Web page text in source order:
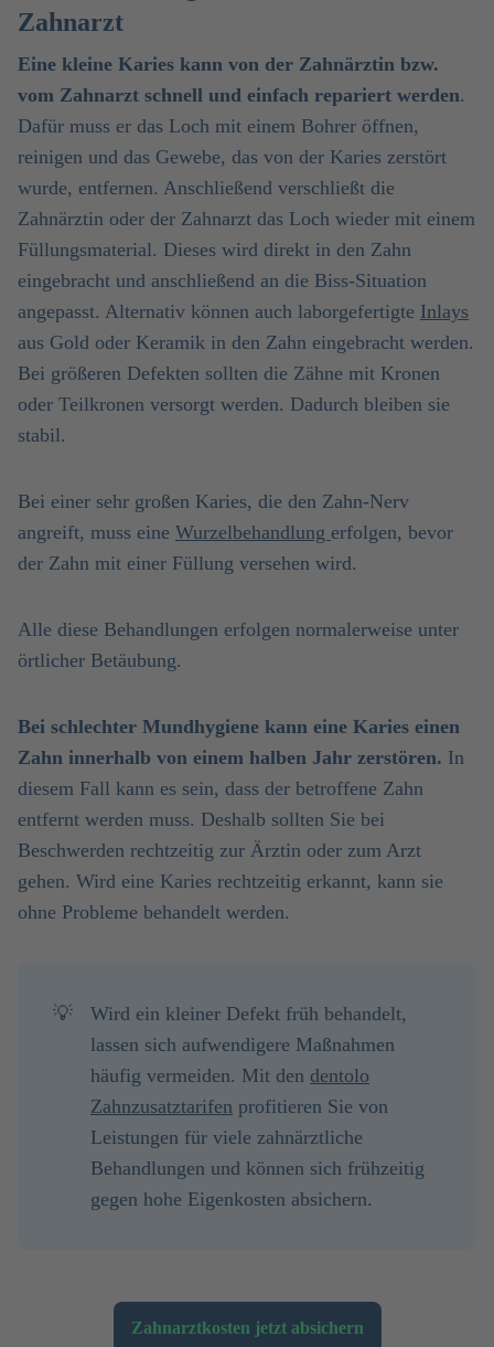
Zahnarzt
Eine kleine Karies kann von der Zahnärztin bzw.
vom Zahnarzt schnell und einfach repariert werden.
Dafür muss er das Loch mit einem Bohrer öffnen,
reinigen und das Gewebe, das von der Karies zerstört
wurde, entfernen. Anschließend verschließt die
Zahnärztin oder der Zahnarzt das Loch wieder mit einem
Füllungsmaterial. Dieses wird direkt in den Zahn
eingebracht und anschließend an die Biss-Situation
angepasst. Alternativ können auch laborgefertigte Inlays
aus Gold oder Keramik in den Zahn eingebracht werden.
Bei größeren Defekten sollten die Zähne mit Kronen
oder Teilkronen versorgt werden. Dadurch bleiben sie
stabil.
Bei einer sehr großen Karies, die den Zahn-Nerv
angreift, muss eine Wurzelbehandlung erfolgen, bevor
der Zahn mit einer Füllung versehen wird.
Alle diese Behandlungen erfolgen normalerweise unter
örtlicher Betäubung.
Bei schlechter Mundhygiene kann eine Karies einen
Zahn innerhalb von einem halben Jahr zerstören. In
diesem Fall kann es sein, dass der betroffene Zahn
entfernt werden muss. Deshalb sollten Sie bei
Beschwerden rechtzeitig zur Ärztin oder zum Arzt
gehen. Wird eine Karies rechtzeitig erkannt, kann sie
ohne Probleme behandelt werden.
💡
Wird ein kleiner Defekt früh behandelt,
lassen sich aufwendigere Maßnahmen
häufig vermeiden. Mit den dentolo
Zahnzusatztarifen profitieren Sie von
Leistungen für viele zahnärztliche
Behandlungen und können sich frühzeitig
gegen hohe Eigenkosten absichern.
Zahnarztkosten jetzt absichern